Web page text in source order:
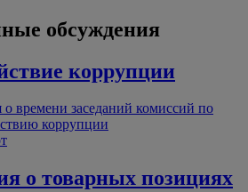
обсуждения
коррупции
времени заседаний комиссий по
коррупции
о товарных позициях